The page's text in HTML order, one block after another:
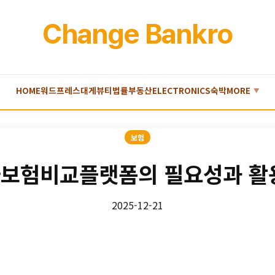
Change Bankro
HOME워드프레스대게뷰티법률부동산ELECTRONICS숙박MORE ▼
보험
험비교플랫폼의 필요성과
2025-12-21